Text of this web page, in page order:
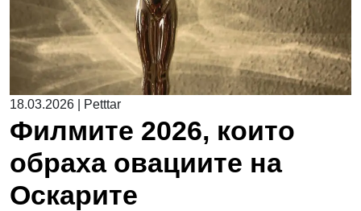
18.03.2026 Petttar
Филмите 2026, които
обраха овациите на
Оскарите